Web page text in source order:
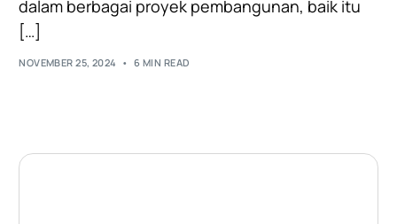
dalam berbagai proyek pembangunan, baik itu
[…]
NOVEMBER 25, 2024 6 MIN READ